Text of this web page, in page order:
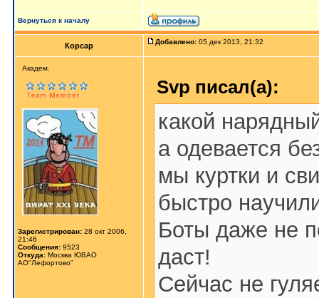
Вернуться к началу
Корсар Добавлено: 05 дек 2013, 21:32
Aкaдeм.
Зарегистрирован: 28 окт 2006,
21:46
Сообщения: 9523
Откуда: Москва ЮВАО
АО"Лефортово"
Svp писал(а):
какой
а одевается
мы куртки и
быстро
Боты даже не
даст!
Сейчас не